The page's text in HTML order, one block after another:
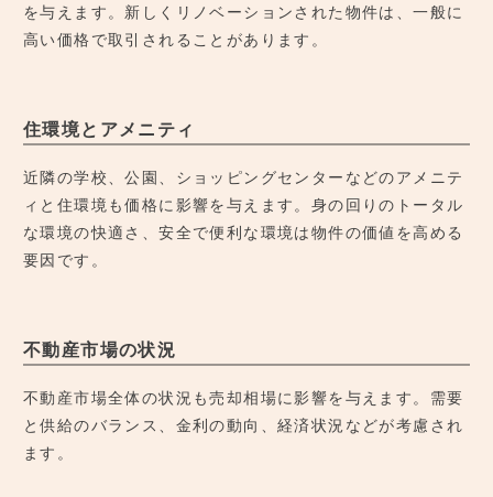
を与えます。新しくリノベーションされた物件は、一般に
高い価格で取引されることがあります。
住環境とアメニティ
近隣の学校、公園、ショッピングセンターなどのアメニテ
ィと住環境も価格に影響を与えます。身の回りのトータル
な環境の快適さ、安全で便利な環境は物件の価値を高める
要因です。
不動産市場の状況
不動産市場全体の状況も売却相場に影響を与えます。需要
と供給のバランス、金利の動向、経済状況などが考慮され
ます。